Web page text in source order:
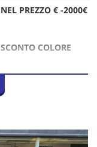
PREZZO € -2000€
COLORE